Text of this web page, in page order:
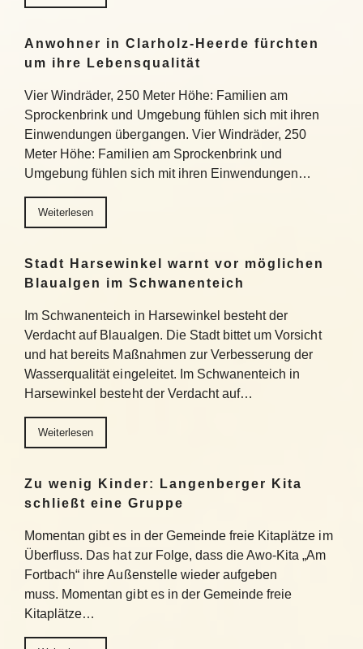
Anwohner in Clarholz-Heerde fürchten
um ihre Lebensqualität
Vier Windräder, 250 Meter Höhe: Familien am
Sprockenbrink und Umgebung fühlen sich mit ihren
Einwendungen übergangen. Vier Windräder, 250
Meter Höhe: Familien am Sprockenbrink und
Umgebung fühlen sich mit ihren Einwendungen…
Weiterlesen
Stadt Harsewinkel warnt vor möglichen
Blaualgen im Schwanenteich
Im Schwanenteich in Harsewinkel besteht der
Verdacht auf Blaualgen. Die Stadt bittet um Vorsicht
und hat bereits Maßnahmen zur Verbesserung der
Wasserqualität eingeleitet. Im Schwanenteich in
Harsewinkel besteht der Verdacht auf…
Weiterlesen
Zu wenig Kinder: Langenberger Kita
schließt eine Gruppe
Momentan gibt es in der Gemeinde freie Kitaplätze im
Überfluss. Das hat zur Folge, dass die Awo-Kita „Am
Fortbach“ ihre Außenstelle wieder aufgeben
muss. Momentan gibt es in der Gemeinde freie
Kitaplätze…